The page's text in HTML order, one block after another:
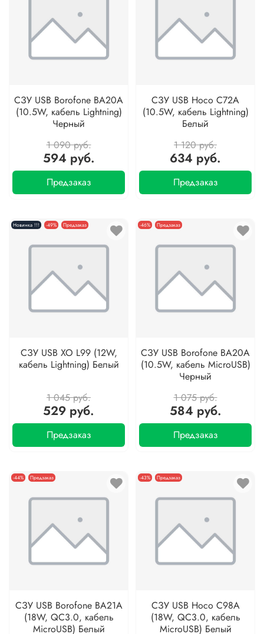
СЗУ USB Borofone BA20A
(10.5W, кабель Lightning)
Черный
1 090 руб.
594 руб.
Предзаказ
СЗУ USB Hoco C72A
(10.5W, кабель Lightning)
Белый
1 120 руб.
634 руб.
Предзаказ
Новинка !!! -49% Предзаказ
СЗУ USB XO L99 (12W,
кабель Lightning) Белый
1 045 руб.
529 руб.
Предзаказ
-46% Предзаказ
СЗУ USB Borofone BA20A
(10.5W, кабель MicroUSB)
Черный
1 075 руб.
584 руб.
Предзаказ
-44% Предзаказ
СЗУ USB Borofone BA21A
(18W, QС3.0, кабель
MicroUSB) Белый
-43% Предзаказ
СЗУ USB Hoco C98A
(18W, QС3.0, кабель
MicroUSB) Белый